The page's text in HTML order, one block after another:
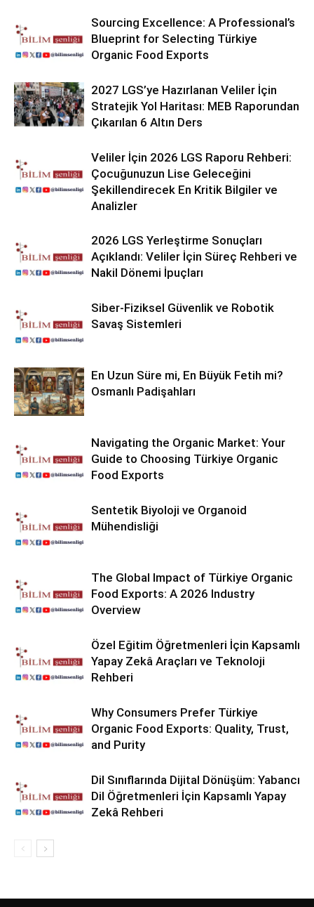
Sourcing Excellence: A Professional’s
Blueprint for Selecting Türkiye
Organic Food Exports
2027 LGS’ye Hazırlanan Veliler İçin
Stratejik Yol Haritası: MEB Raporundan
Çıkarılan 6 Altın Ders
Veliler İçin 2026 LGS Raporu Rehberi:
Çocuğunuzun Lise Geleceğini
Şekillendirecek En Kritik Bilgiler ve
Analizler
2026 LGS Yerleştirme Sonuçları
Açıklandı: Veliler İçin Süreç Rehberi ve
Nakil Dönemi İpuçları
Siber-Fiziksel Güvenlik ve Robotik
Savaş Sistemleri
En Uzun Süre mi, En Büyük Fetih mi?
Osmanlı Padişahları
Navigating the Organic Market: Your
Guide to Choosing Türkiye Organic
Food Exports
Sentetik Biyoloji ve Organoid
Mühendisliği
The Global Impact of Türkiye Organic
Food Exports: A 2026 Industry
Overview
Özel Eğitim Öğretmenleri İçin Kapsamlı
Yapay Zekâ Araçları ve Teknoloji
Rehberi
Why Consumers Prefer Türkiye
Organic Food Exports: Quality, Trust,
and Purity
Dil Sınıflarında Dijital Dönüşüm: Yabancı
Dil Öğretmenleri İçin Kapsamlı Yapay
Zekâ Rehberi